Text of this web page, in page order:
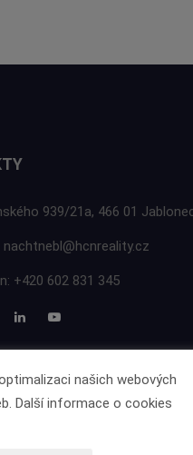
939/21a, 466 01
nachtnebl@hcnreality.cz
+420 602 831 345
našich webových
Další informace o cookies